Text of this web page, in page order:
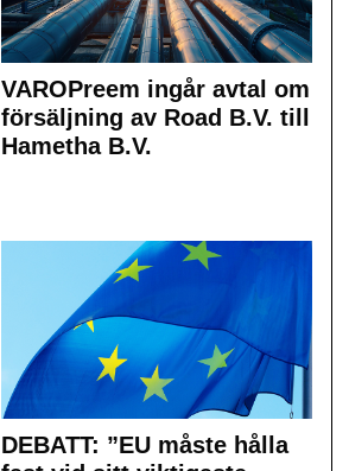
VAROPreem ingår avtal om
försäljning av Road B.V. till
Hametha B.V.
DEBATT: ”EU måste hålla